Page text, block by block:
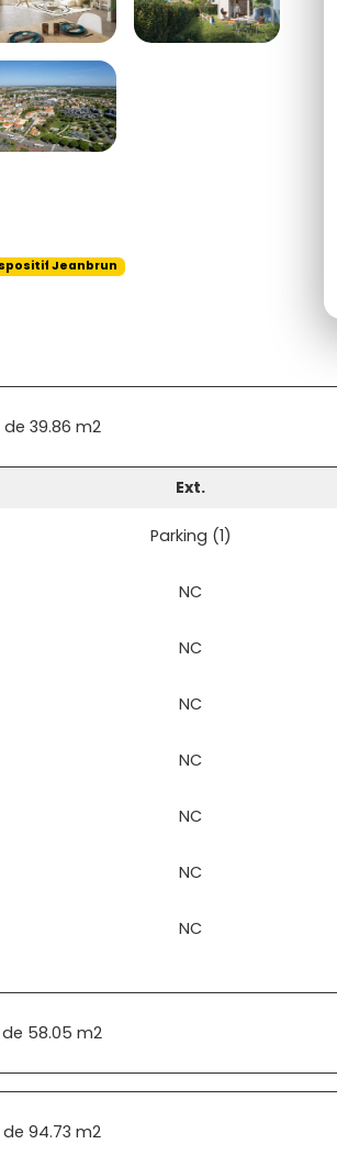
Jeanbrun
de 39.86 m2
Ext.
Parking (1)
NC
NC
NC
NC
NC
NC
NC
58.05 m2
94.73 m2